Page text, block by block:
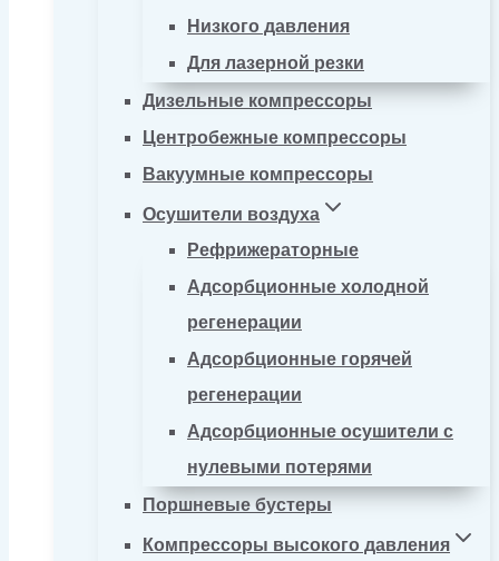
Низкого давления
Для лазерной резки
Дизельные компрессоры
Центробежные компрессоры
Вакуумные компрессоры
Осушители воздуха
Рефрижераторные
Адсорбционные холодной
регенерации
Адсорбционные горячей
регенерации
Адсорбционные осушители с
нулевыми потерями
Поршневые бустеры
Компрессоры высокого давления